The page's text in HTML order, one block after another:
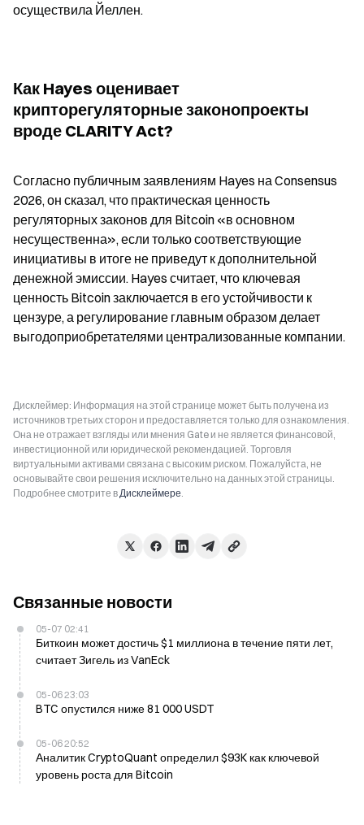
осуществила Йеллен.
Как Hayes оценивает
крипторегуляторные законопроекты
вроде CLARITY Act?
Согласно публичным заявлениям Hayes на Consensus
2026, он сказал, что практическая ценность
регуляторных законов для Bitcoin «в основном
несущественна», если только соответствующие
инициативы в итоге не приведут к дополнительной
денежной эмиссии. Hayes считает, что ключевая
ценность Bitcoin заключается в его устойчивости к
цензуре, а регулирование главным образом делает
выгодоприобретателями централизованные компании.
Дисклеймер: Информация на этой странице может быть получена из
источников третьих сторон и предоставляется только для ознакомления.
Она не отражает взгляды или мнения Gate и не является финансовой,
инвестиционной или юридической рекомендацией. Торговля
виртуальными активами связана с высоким риском. Пожалуйста, не
основывайте свои решения исключительно на данных этой страницы.
Подробнее смотрите вДисклеймере.
Связанные новости
05-07 02:41
Биткоин может достичь $1 миллиона в течение пяти лет,
считает Зигель из VanEck
05-06 23:03
BTC опустился ниже 81 000 USDT
05-06 20:52
Аналитик CryptoQuant определил $93K как ключевой
уровень роста для Bitcoin